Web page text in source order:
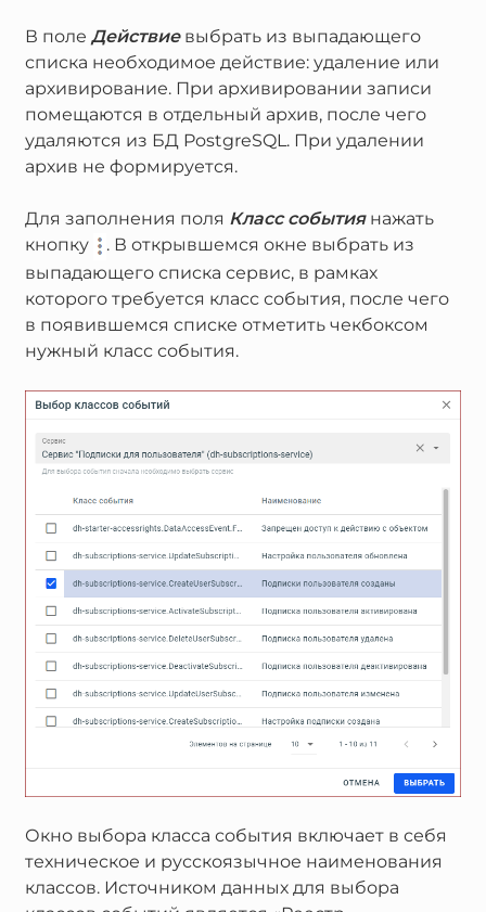
В поле Действиевыбрать из выпадающего
списка необходимое действие: удаление или
архивирование. При архивировании записи
помещаются в отдельный архив, после чего
удаляются из БД PostgreSQL. При удалении
архив не формируется.
Для заполнения поля Класс событиянажать
кнопку
. В открывшемся окне выбрать из
выпадающего списка сервис, в рамках
которого требуется класс события, после чего
в появившемся списке отметить чекбоксом
нужный класс события.
Окно выбора класса события включает в себя
техническое и русскоязычное наименования
классов. Источником данных для выбора